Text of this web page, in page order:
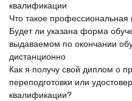
квалификации
Что такое профессиональная
Будет ли указана форма
выдаваемом по окончании
дистанционно
Как я получу свой диплом о
переподготовки или
квалификации?